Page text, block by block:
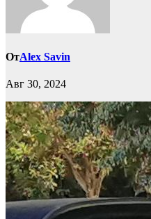
ОтAlex Savin
Авг 30, 2024